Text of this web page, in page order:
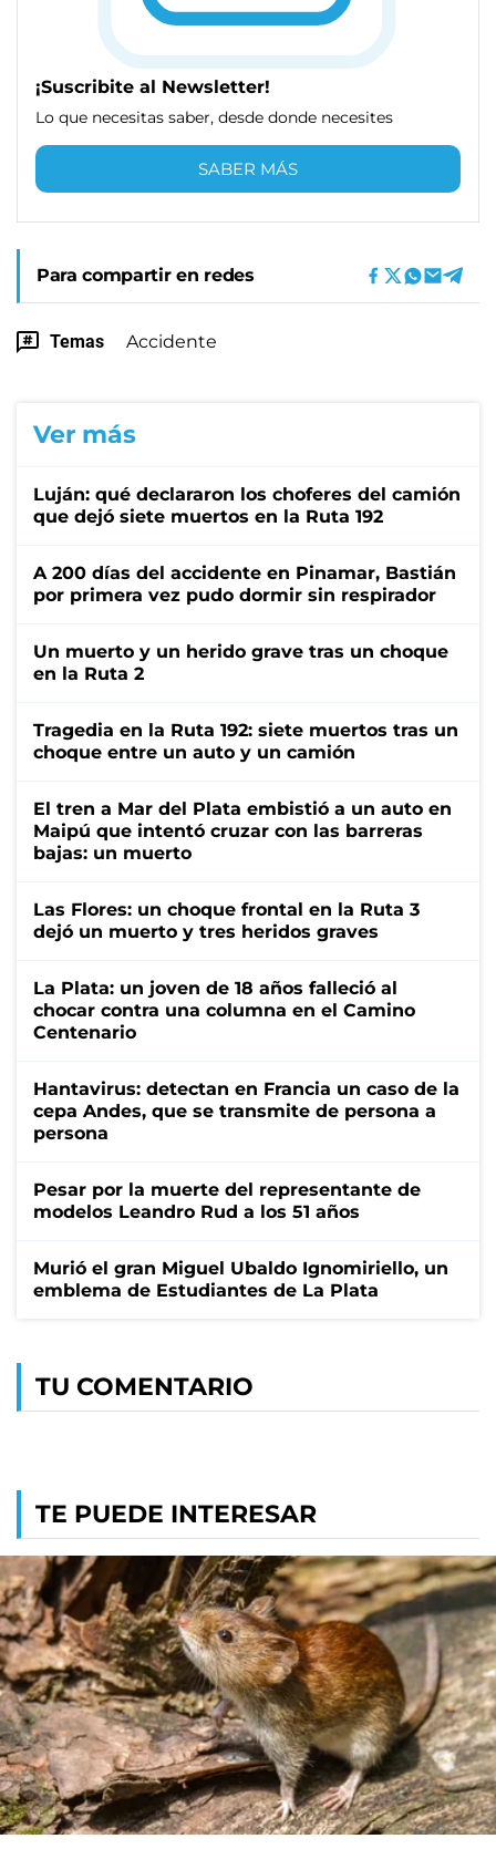
¡Suscribite al Newsletter!
Lo que necesitas saber, desde donde necesites
SABER MÁS
Para compartir en redes
Temas Accidente
Ver más
Luján: qué declararon los choferes del camión
que dejó siete muertos en la Ruta 192
A 200 días del accidente en Pinamar, Bastián
por primera vez pudo dormir sin respirador
Un muerto y un herido grave tras un choque
en la Ruta 2
Tragedia en la Ruta 192: siete muertos tras un
choque entre un auto y un camión
El tren a Mar del Plata embistió a un auto en
Maipú que intentó cruzar con las barreras
bajas: un muerto
Las Flores: un choque frontal en la Ruta 3
dejó un muerto y tres heridos graves
La Plata: un joven de 18 años falleció al
chocar contra una columna en el Camino
Centenario
Hantavirus: detectan en Francia un caso de la
cepa Andes, que se transmite de persona a
persona
Pesar por la muerte del representante de
modelos Leandro Rud a los 51 años
Murió el gran Miguel Ubaldo Ignomiriello, un
emblema de Estudiantes de La Plata
TU COMENTARIO
TE PUEDE INTERESAR